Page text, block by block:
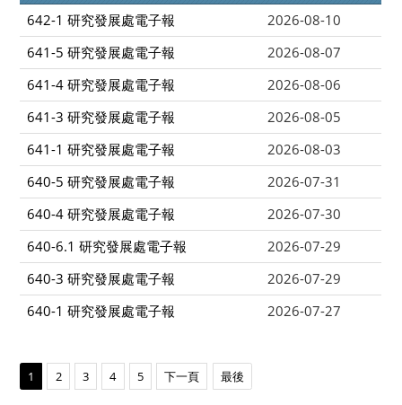
642-1 研究發展處電子報
2026-08-10
641-5 研究發展處電子報
2026-08-07
641-4 研究發展處電子報
2026-08-06
641-3 研究發展處電子報
2026-08-05
641-1 研究發展處電子報
2026-08-03
640-5 研究發展處電子報
2026-07-31
640-4 研究發展處電子報
2026-07-30
640-6.1 研究發展處電子報
2026-07-29
640-3 研究發展處電子報
2026-07-29
640-1 研究發展處電子報
2026-07-27
1 2 3 4 5 下一頁 最後